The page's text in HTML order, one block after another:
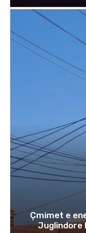
Çmimet e
Juglindore